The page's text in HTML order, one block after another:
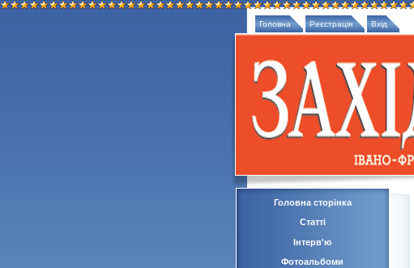
Головна Реєстрація Вхід
Головна сторінка
Статті
Інтерв'ю
Фотоальбоми